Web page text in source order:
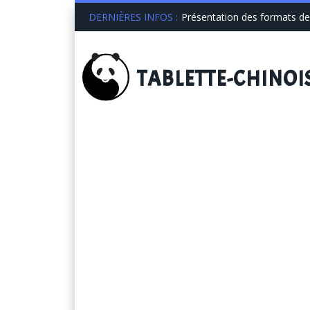
DERNIÈRES INFOS : Présentation des formats
TABLETTE-